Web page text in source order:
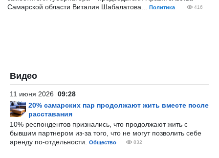
Самарской области Виталия Шабалатова...
Политика 416
Видео
11 июня 2026 09:28
20% самарских пар продолжают жить вместе после
расставания
10% респондентов признались, что продолжают жить с
бывшим партнером из-за того, что не могут позволить себе
аренду по-отдельности.
Общество 832